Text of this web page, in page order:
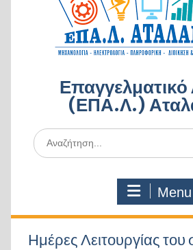
Επαγγελματικό
(ΕΠΑ.Λ.)
Search
for:
Menu
Ημέρες Λειτουργίας του